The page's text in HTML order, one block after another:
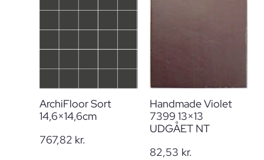
ArchiFloor Sort
14,6×14,6cm
767,82 kr.
Handmade Violet
7399 13×13
UDGÅET NT
82,53 kr.